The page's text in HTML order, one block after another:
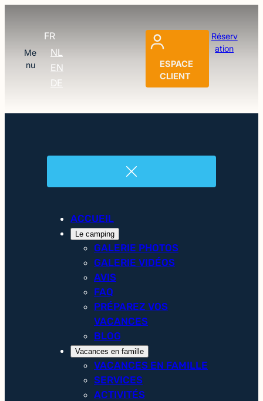
Me
nu
FR
NL
EN
DE
ESPACE
CLIENT
Réserv
ation
ACCUEIL
Le camping
GALERIE PHOTOS
GALERIE VIDÉOS
AVIS
FAQ
PRÉPAREZ VOS
VACANCES
BLOG
Vacances en famille
VACANCES EN FAMILLE
SERVICES
ACTIVITÉS